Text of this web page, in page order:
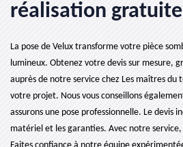
réalisation gratuite
La pose de Velux transforme votre pièce
lumineux. Obtenez votre devis sur mesure,
auprès de notre service chez Les maîtres du
votre projet. Nous vous conseillons
assurons une pose professionnelle. Le devis
matériel et les garanties. Avec notre service,